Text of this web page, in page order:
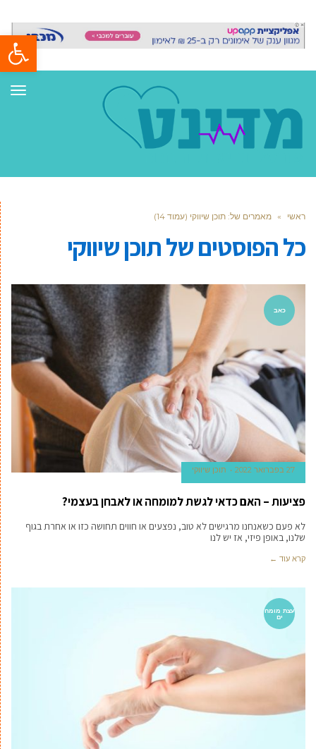
פתח
ראשי » מאמרים של: תוכן שיווקי (עמוד 14)
כל הפוסטים שלתוכן שיווקי
כאב
27 בפברואר 2022 תוכן שיווקי
פציעות – האם כדאי לגשת למומחה או לאבחן בעצמי?
לא פעם כשאנחנו מרגישים לא טוב, נפצעים או חווים תחושה כזו או אחרת בגוף
שלנו, באופן פיזי, אז יש לנו
קרא עוד ←
עצת מומח
ים